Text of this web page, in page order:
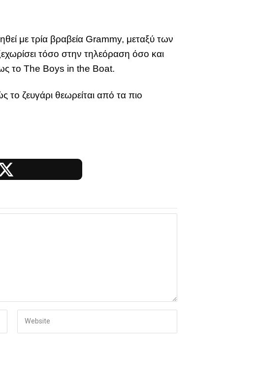
με τρία βραβεία Grammy, μεταξύ των
τόσο στην τηλεόραση όσο και
το The Boys in the Boat.
ζευγάρι θεωρείται από τα πιο